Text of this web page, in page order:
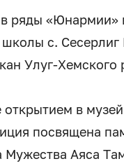
ряды
с.
Улуг-Хемского
в
посвящена
Мужества Аяса